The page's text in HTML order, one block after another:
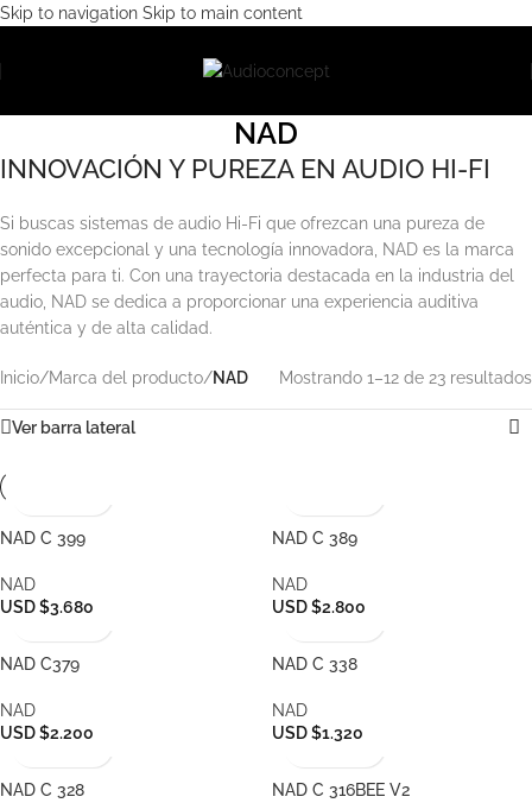
Skip to navigation Skip to main content
NAD
INNOVACIÓN Y PUREZA EN AUDIO HI-FI
Si buscas sistemas de audio Hi-Fi que ofrezcan una pureza de
sonido excepcional y una tecnología innovadora, NAD es la marca
perfecta para ti. Con una trayectoria destacada en la industria del
audio, NAD se dedica a proporcionar una experiencia auditiva
auténtica y de alta calidad.
Inicio/Marca del producto/NAD Mostrando 1–12 de 23 resultados
Ver barra lateral
NAD C 399
NAD
USD $3.680
NAD C 389
NAD
USD $2.800
NAD C379
NAD
USD $2.200
NAD C 338
NAD
USD $1.320
NAD C 328 NAD C 316BEE V2